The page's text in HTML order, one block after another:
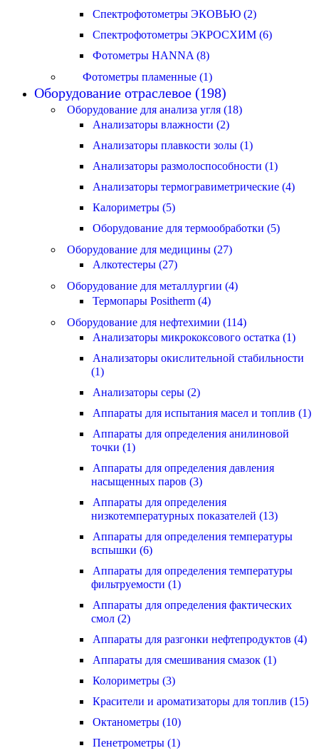
Спектрофотометры ЭКОВЬЮ (2)
Спектрофотометры ЭКРОСХИМ (6)
Фотометры HANNA (8)
Фотометры пламенные (1)
Оборудование отраслевое (198)
Оборудование для анализа угля (18)
Анализаторы влажности (2)
Анализаторы плавкости золы (1)
Анализаторы размолоспособности (1)
Анализаторы термогравиметрические (4)
Калориметры (5)
Оборудование для термообработки (5)
Оборудование для медицины (27)
Алкотестеры (27)
Оборудование для металлургии (4)
Термопары Positherm (4)
Оборудование для нефтехимии (114)
Анализаторы микрококсового остатка (1)
Анализаторы окислительной стабильности
(1)
Анализаторы серы (2)
Аппараты для испытания масел и топлив (1)
Аппараты для определения анилиновой
точки (1)
Аппараты для определения давления
насыщенных паров (3)
Аппараты для определения
низкотемпературных показателей (13)
Аппараты для определения температуры
вспышки (6)
Аппараты для определения температуры
фильтруемости (1)
Аппараты для определения фактических
смол (2)
Аппараты для разгонки нефтепродуктов (4)
Аппараты для смешивания смазок (1)
Колориметры (3)
Красители и ароматизаторы для топлив (15)
Октанометры (10)
Пенетрометры (1)